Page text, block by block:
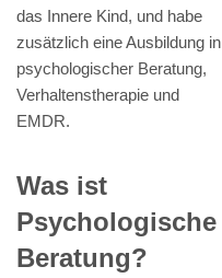
das Innere Kind, und habe
zusätzlich eine Ausbildung in
psychologischer Beratung,
Verhaltenstherapie und
EMDR.
Was ist
Psychologische
Beratung?